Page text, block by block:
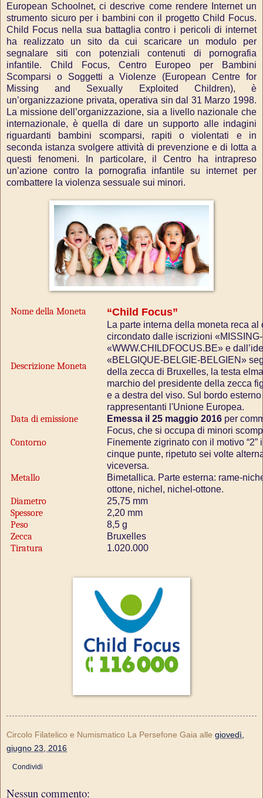
European Schoolnet, ci descrive come rendere Internet un
strumento sicuro per i bambini con il progetto Child Focus.
Child Focus nella sua battaglia contro i pericoli di internet
ha realizzato un sito da cui scaricare un modulo per
segnalare siti con potenziali contenuti di pornografia
infantile. Child Focus, Centro Europeo per Bambini
Scomparsi o Soggetti a Violenze (European Centre for
Missing and Sexually Exploited Children), è
un’organizzazione privata, operativa sin dal 31 Marzo 1998.
La missione dell’organizzazione, sia a livello nazionale che
internazionale, è quella di dare un supporto alle indagini
riguardanti bambini scomparsi, rapiti o violentati e in
seconda istanza svolgere attività di prevenzione e di lotta a
questi fenomeni. In particolare, il Centro ha intrapreso
un’azione contro la pornografia infantile su internet per
combattere la violenza sessuale sui minori.
Nome della Moneta “Child Focus”
Descrizione Moneta
La parte interna della moneta reca
circondato dalle iscrizioni
«WWW.CHILDFOCUS.BE» e
«BELGIQUE-BELGIE-BELGIEN»
della zecca di Bruxelles, la testa
marchio del presidente della zecca
e a destra del viso. Sul bordo
rappresentanti l'Unione Europea.
Data di emissione Emessa il 25 maggio 2016 per
Focus, che si occupa di minori
Contorno
Finemente zigrinato con il motivo
cinque punte, ripetuto sei volte
viceversa.
Metallo
Bimetallica. Parte esterna: rame-
ottone, nichel, nichel-ottone.
Diametro 25,75 mm
Spessore 2,20 mm
Peso 8,5 g
Zecca Bruxelles
Tiratura 1.020.000
Circolo Filatelico e Numismatico La Persefone Gaia alle giovedì,
giugno 23, 2016
Condividi
Nessun commento: